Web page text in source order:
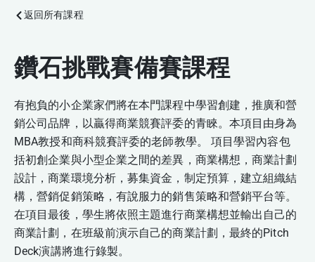
返回所有課程
鑽石挑戰賽備賽課程
有抱負的小企業家們將在本門課程中學習創建，推廣和營
銷公司品牌，以贏得商業競賽評委的青睞。本項目由身為
MBA教授和商科競賽評委的老師教學。 項目學習內容包
括初創企業與小型企業之間的差異，商業構想，商業計劃
設計，商業環境分析，募集資金，制定預算，建立組織結
構，營銷促銷策略，有說服力的銷售策略和營銷平台等。
在項目最後，學生將依照主題進行商業構想並輸出自己的
商業計劃，在班級前演示自己的商業計劃，最終的Pitch
Deck演講將進行錄製。